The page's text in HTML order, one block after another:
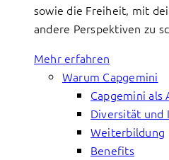
sowie die Freiheit, mit
andere Perspektiven zu
Mehr erfahren
Warum Capgemini
Capgemini als
Diversität und
Weiterbildung
Benefits